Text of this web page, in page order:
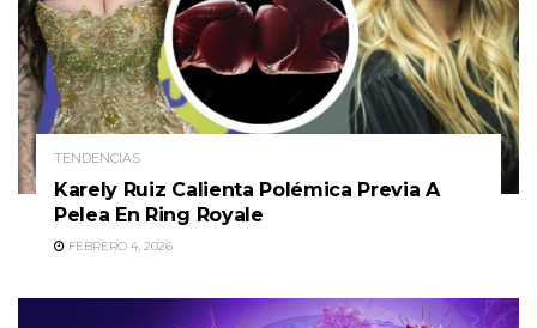
TENDENCIAS
Karely Ruiz Calienta Polémica Previa A
Pelea En Ring Royale
FEBRERO 4, 2026